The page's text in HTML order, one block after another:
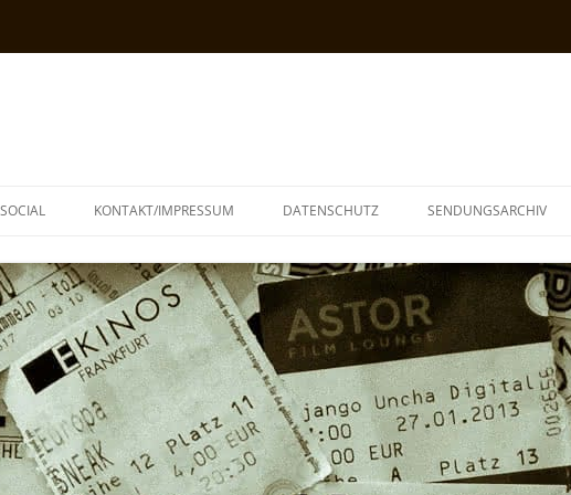
SOCIAL KONTAKT/IMPRESSUM DATENSCHUTZ SENDUNGSARCHIV